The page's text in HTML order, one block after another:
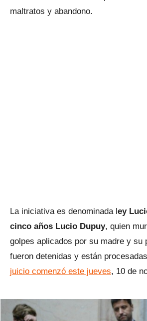
maltratos y abandono.
La iniciativa es denominada ley
cinco años Lucio Dupuy, quien
golpes aplicados por su madre y su
fueron detenidas y están
juicio comenzó este jueves, 10 de